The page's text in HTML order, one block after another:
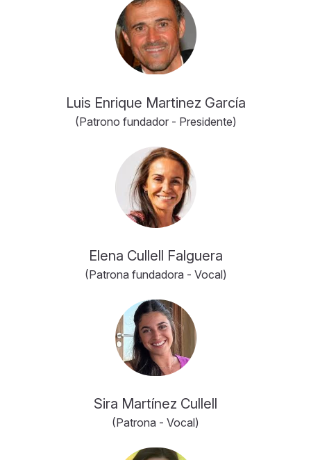
Luis Enrique Martinez García
(Patrono fundador - Presidente)
Elena Cullell Falguera
(Patrona fundadora - Vocal)
Sira Martínez Cullell
(Patrona - Vocal)